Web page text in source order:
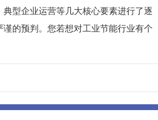
型企业运营等几大核心要素进行了逐
的预判。您若想对工业节能行业有个